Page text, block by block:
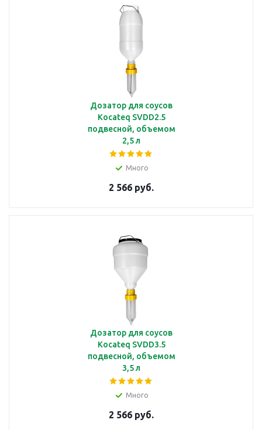
Дозатор для соусов
Kocateq SVDD2.5
подвесной, объемом
2,5 л
Много
2 566 руб.
Дозатор для соусов
Kocateq SVDD3.5
подвесной, объемом
3,5 л
Много
2 566 руб.